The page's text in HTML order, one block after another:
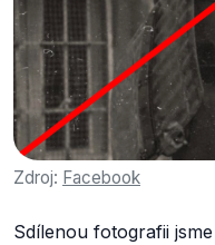
Zdroj: Facebook
Sdílenou fotografii